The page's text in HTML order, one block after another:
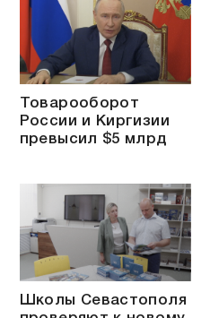
Товарооборот
России и Киргизии
превысил $5 млрд
Школы Севастополя